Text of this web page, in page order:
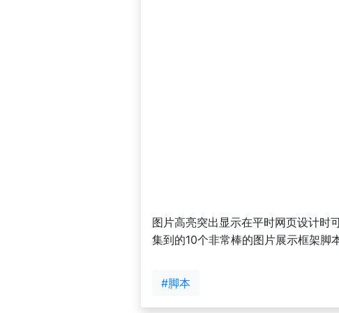
图片高亮突出显示在平时网页设计时
集到的10个非常棒的图片展示框架脚本
#脚本